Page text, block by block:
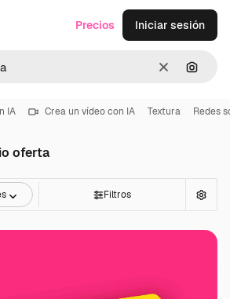
Borrar
Precios Iniciar sesión
IA Crea un vídeo con IA Textura Redes
oferta
Filtros